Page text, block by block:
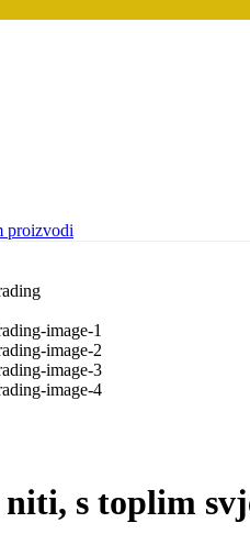
proizvodi
s toplim